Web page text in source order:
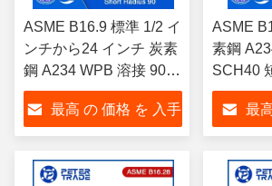
ASME B16.9 標準 1/2 イ
ンチから24 インチ 炭素
鋼 A234 WPB 溶接 90
度 短半径肘 SCH 40
最高 の 価格 を 入手
ASME
素鋼
SCH40
最